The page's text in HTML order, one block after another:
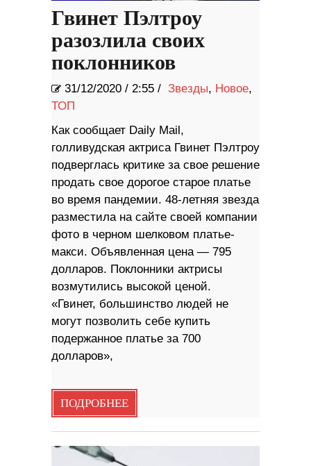
Гвинет Пэлтроу
разозлила своих
поклонников
31/12/2020 / 2:55 / Звезды, Новое,
ТОП
Как сообщает Daily Mail,
голливудская актриса Гвинет Пэлтроу
подверглась критике за свое решение
продать свое дорогое старое платье
во время пандемии. 48-летняя звезда
разместила на сайте своей компании
фото в черном шелковом платье-
макси. Объявленная цена — 795
долларов. Поклонники актрисы
возмутились высокой ценой.
«Гвинет, большинство людей не
могут позволить себе купить
подержанное платье за ​​700
долларов»,
ПОДРОБНЕЕ